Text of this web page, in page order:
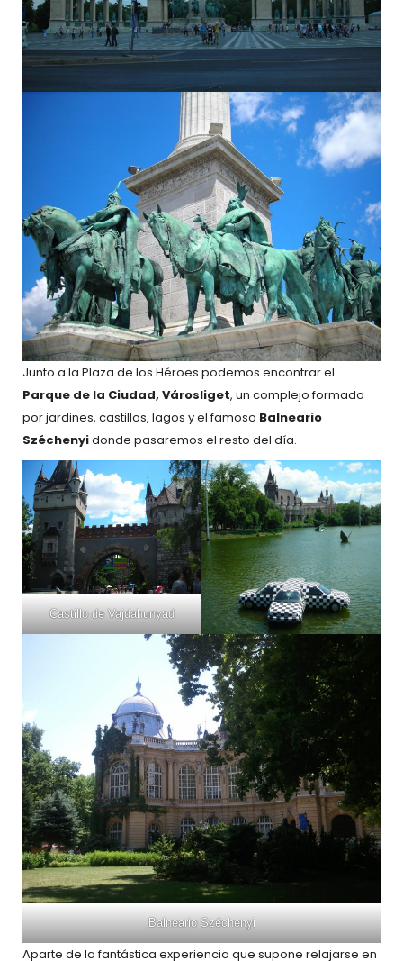
Junto a la Plaza de los Héroes podemos encontrar el
Parque de la Ciudad, Városliget, un complejo formado
por jardines, castillos, lagos y el famoso Balneario
Széchenyidonde pasaremos el resto del día.
Castillo de Vajdahunyad
Balneario Széchenyi
Aparte de la fantástica experiencia que supone relajarse en